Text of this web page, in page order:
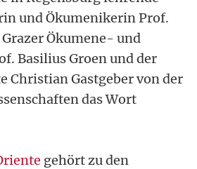
und Ökumenikerin Prof.
Ökumene- und
Basilius Groen und der
Christian Gastgeber von der
das Wort
gehört zu den